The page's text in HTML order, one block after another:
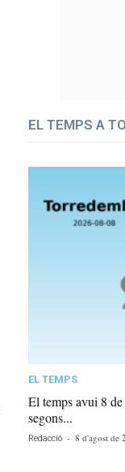
EL TEMPS A
EL TEMPS
El temps avui 8
segons...
Redacció - 8 d'agost de